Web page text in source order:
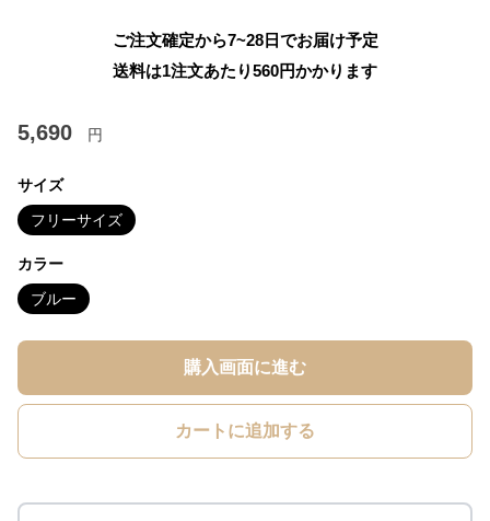
ご注文確定から7~28日でお届け予定
送料は1注文あたり560円かかります
5,690 円
サイズ
フリーサイズ
カラー
ブルー
購入画面に進む
カートに追加する